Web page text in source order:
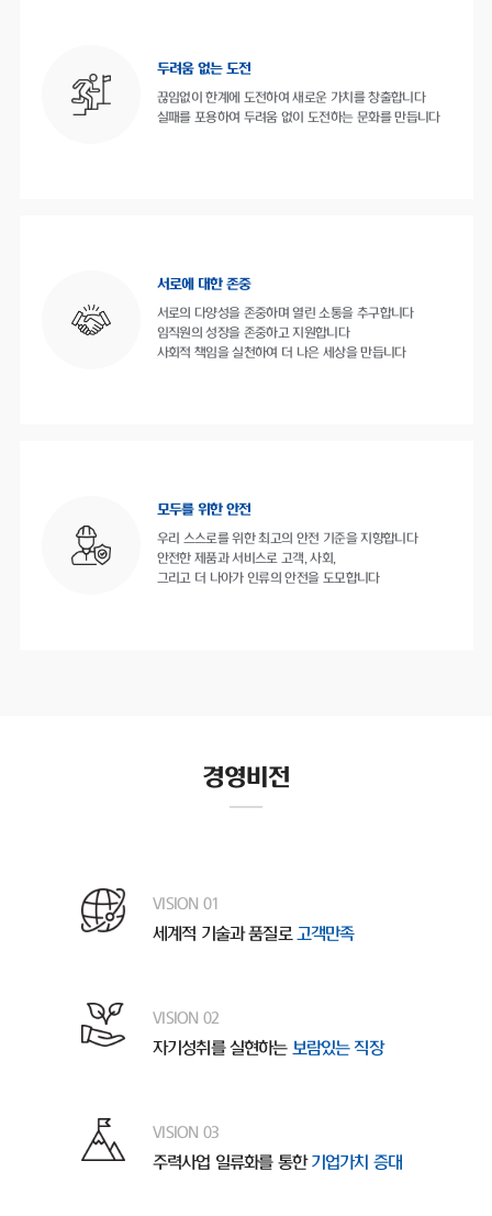
두려움 없는 도전
끊임없이 한계에 도전하여 새로운 가치를 창출합니다
실패를 포용하여 두려움 없이 도전하는 문화를 만듭니다
서로에 대한 존중
서로의 다양성을 존중하며 열린 소통을 추구합니다
임직원의 성장을 존중하고 지원합니다
사회적 책임을 실천하여 더 나은 세상을 만듭니다
모두를 위한 안전
우리 스스로를 위한 최고의 안전 기준을 지향합니다
안전한 제품과 서비스로 고객, 사회,
그리고 더 나아가 인류의 안전을 도모합니다
경영비전
VISION 01
세계적 기술과 품질로 고객만족
VISION 02
자기성취를 실현하는 보람있는 직장
VISION 03
주력사업 일류화를 통한 기업가치 증대